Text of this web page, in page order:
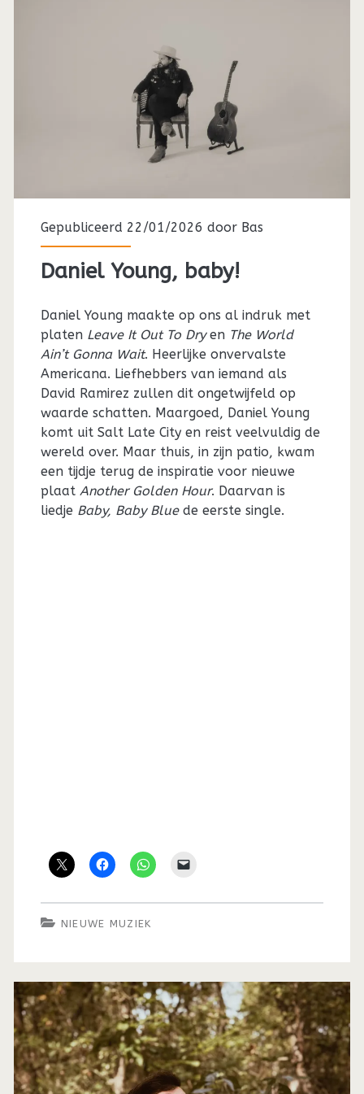
Gepubliceerd 22/01/2026 door Bas
Daniel Young, baby!
Daniel Young maakte op ons al indruk met
platen Leave It Out To Dryen The World
Ain’t Gonna Wait. Heerlijke onvervalste
Americana. Liefhebbers van iemand als
David Ramirez zullen dit ongetwijfeld op
waarde schatten. Maargoed, Daniel Young
komt uit Salt Late City en reist veelvuldig de
wereld over. Maar thuis, in zijn patio, kwam
een tijdje terug de inspiratie voor nieuwe
plaat Another Golden Hour. Daarvan is
liedje Baby, Baby Bluede eerste single.
NIEUWE MUZIEK